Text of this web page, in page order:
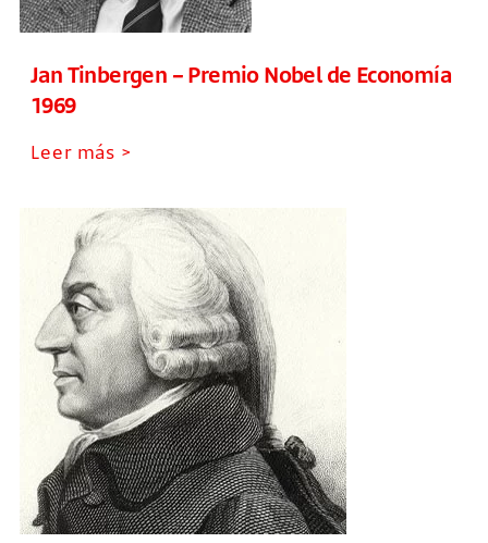
Jan Tinbergen – Premio Nobel de Economía
1969
Leer más >